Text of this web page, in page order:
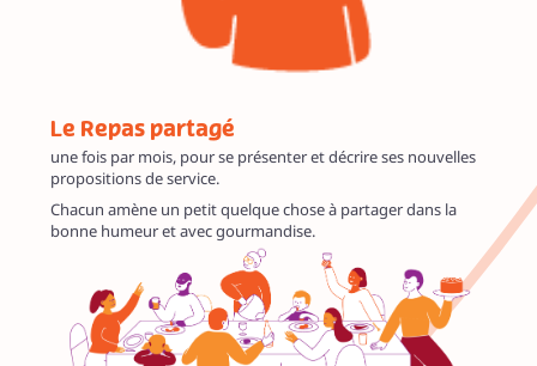
Le Repas partagé
une fois par mois, pour se présenter et décrire ses nouvelles
propositions de service.
Chacun amène un petit quelque chose à partager dans la
bonne humeur et avec gourmandise.